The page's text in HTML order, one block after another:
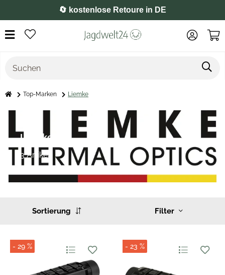
🔄 kostenlose Retoure in DE
Top-Marken Liemke
Liemke
3 Artikel
Filter
Sortierung
- 29 % - 23 %